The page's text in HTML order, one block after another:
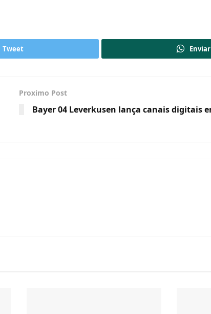
Tweet Enviar
Proximo Post
Bayer 04 Leverkusen lança canais digitais